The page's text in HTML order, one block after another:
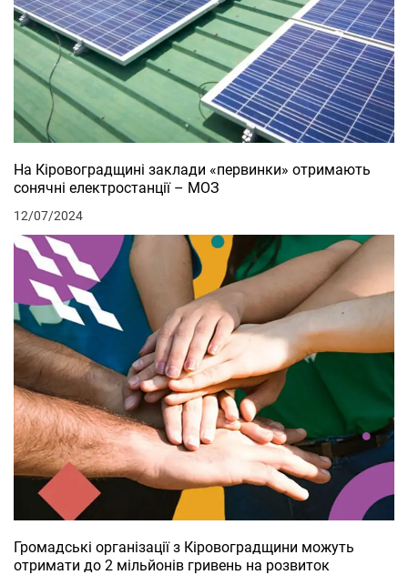
На Кіровоградщині заклади «первинки» отримають
сонячні електростанції – МОЗ
12/07/2024
Громадські організації з Кіровоградщини можуть
отримати до 2 мільйонів гривень на розвиток